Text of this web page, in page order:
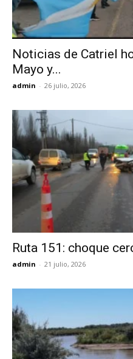
Noticias de Catriel
Mayo y...
admin - 26 julio, 2026
Ruta 151: choque
admin - 21 julio, 2026